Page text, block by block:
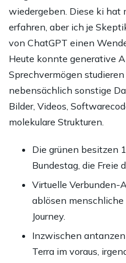
wiedergeben. Diese ki hat
erfahren, aber ich je
von ChatGPT einen
Heute konnte generative
Sprechvermögen
nebensächlich sonstige
Bilder, Videos,
molekulare Strukturen.
Die grünen besitzen
Bundestag, die Freie
Virtuelle Verbunden-
ablösen
Journey.
Inzwischen
Terra im voraus,